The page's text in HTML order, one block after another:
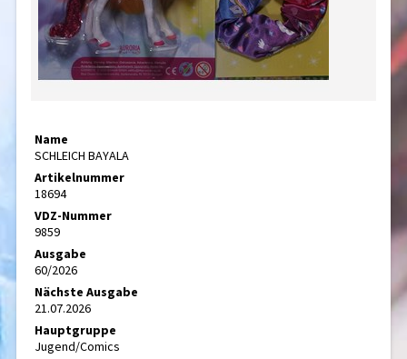
Name
SCHLEICH BAYALA
Artikelnummer
18694
VDZ-Nummer
9859
Ausgabe
60/2026
Nächste Ausgabe
21.07.2026
Hauptgruppe
Jugend/Comics